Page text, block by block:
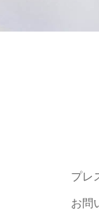
プレ
お問